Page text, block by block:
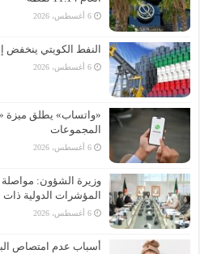
6 أغسطس، 2026
النفط الكويتي ينخفض إلى 74.33 دولار
6 أغسطس، 2026
المجموعات
6 أغسطس، 2026
وزيرة الشؤون:
المؤشرات الدولية ذات
6 أغسطس، 2026
أسباب عدم امتصاص